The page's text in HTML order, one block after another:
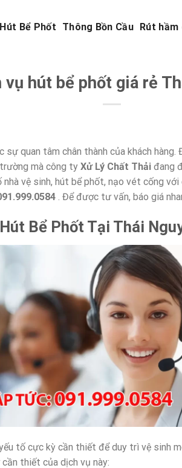
Hút Bể Phốt Thông Bồn Cầu Rút hầm
vụ hút bể phốt giá rẻ
sự quan tâm chân thành của khách hàng.
mà công ty Xử Lý Chất Thảiđang
vệ sinh, hút bể phốt, nạo vét cống
. Để được tư vấn, báo giá
Bể Phốt Tại Thái
tố cực kỳ cần thiết để duy trì vệ sinh
thiết của dịch vụ này: